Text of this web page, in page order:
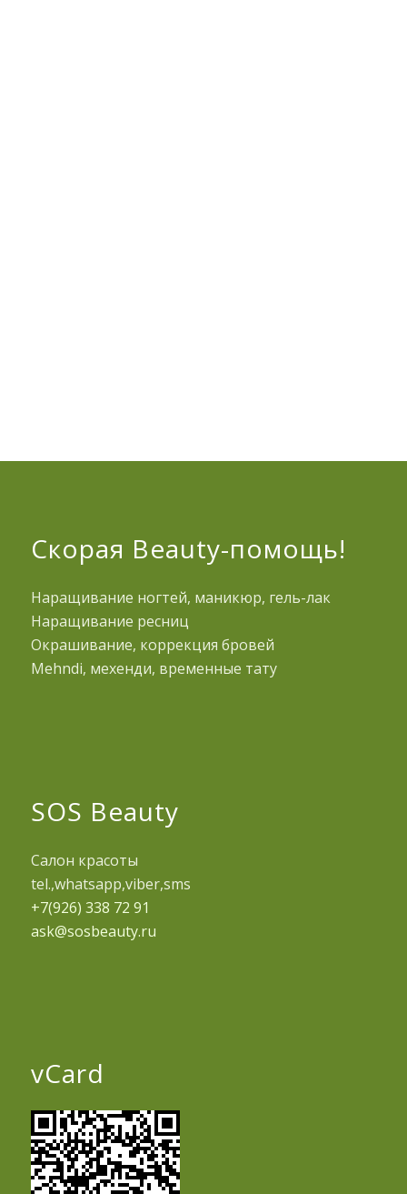
Скорая Beauty-помощь!
Наращивание ногтей, маникюр, гель-лак
Наращивание ресниц
Окрашивание, коррекция бровей
Mehndi, мехенди, временные тату
SOS Beauty
Салон красоты
tel.,whatsapp,viber,sms
+7(926) 338 72 91
ask@sosbeauty.ru
vCard